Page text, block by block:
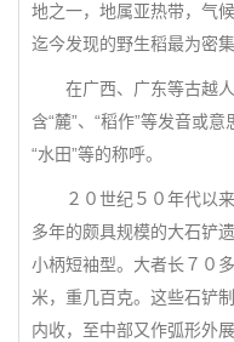
地之一，地属亚热带，气
迄今发现的野生稻最为密集
在广西、广东等古越人
含“麓”、“稻作”等发音或
“水田”等的称呼。
２０世纪５０年代以来
多年的颇具规模的大石铲
小柄短袖型。大者长７０
米，重几百克。这些石铲
内收，至中部又作弧形外